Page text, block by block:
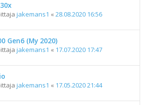
jakemans1 « 28.08.2020 16:56
Gen6 (My 2020)
jakemans1 « 17.07.2020 17:47
jakemans1 « 17.05.2020 21:44